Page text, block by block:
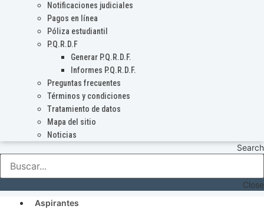
Notificaciones judiciales
Pagos en línea
Póliza estudiantil
P.Q.R.D.F
Generar P.Q.R.D.F.
Informes P.Q.R.D.F.
Preguntas frecuentes
Términos y condiciones
Tratamiento de datos
Mapa del sitio
Noticias
Search
Close
Aspirantes